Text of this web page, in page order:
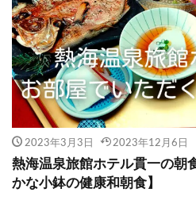
2023年3月3日 2023年12月6日
熱海温泉旅館ホテル貫一の朝
かな小鉢の健康和朝食】